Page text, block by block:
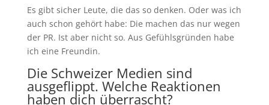
Es gibt sicher Leute, die das so denken. Oder was ich
auch schon gehört habe: Die machen das nur wegen
der PR. Ist aber nicht so. Aus Gefühlsgründen habe
ich eine Freundin.
Die Schweizer Medien sind
ausgeflippt. Welche Reaktionen
haben dich überrascht?